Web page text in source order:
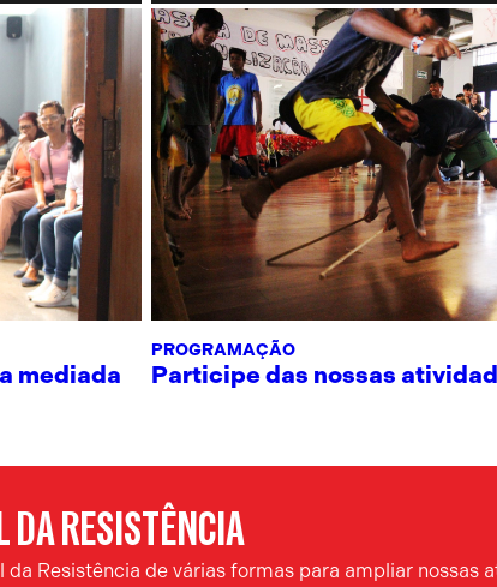
mediada
PROGRAMAÇÃO
Participe das nossas
DA RESISTÊNCIA
da Resistência de várias formas para ampliar nossas